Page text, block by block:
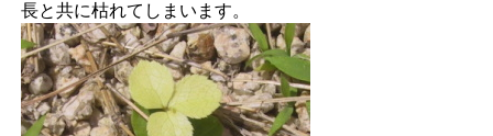
長と共に枯れてしまいます。